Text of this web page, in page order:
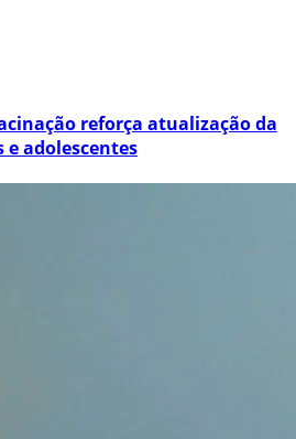
reforça atualização da
e adolescentes